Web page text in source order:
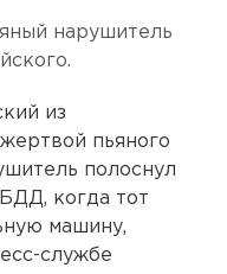
нарушитель
из
пьяного
полоснул
когда тот
машину,
службе